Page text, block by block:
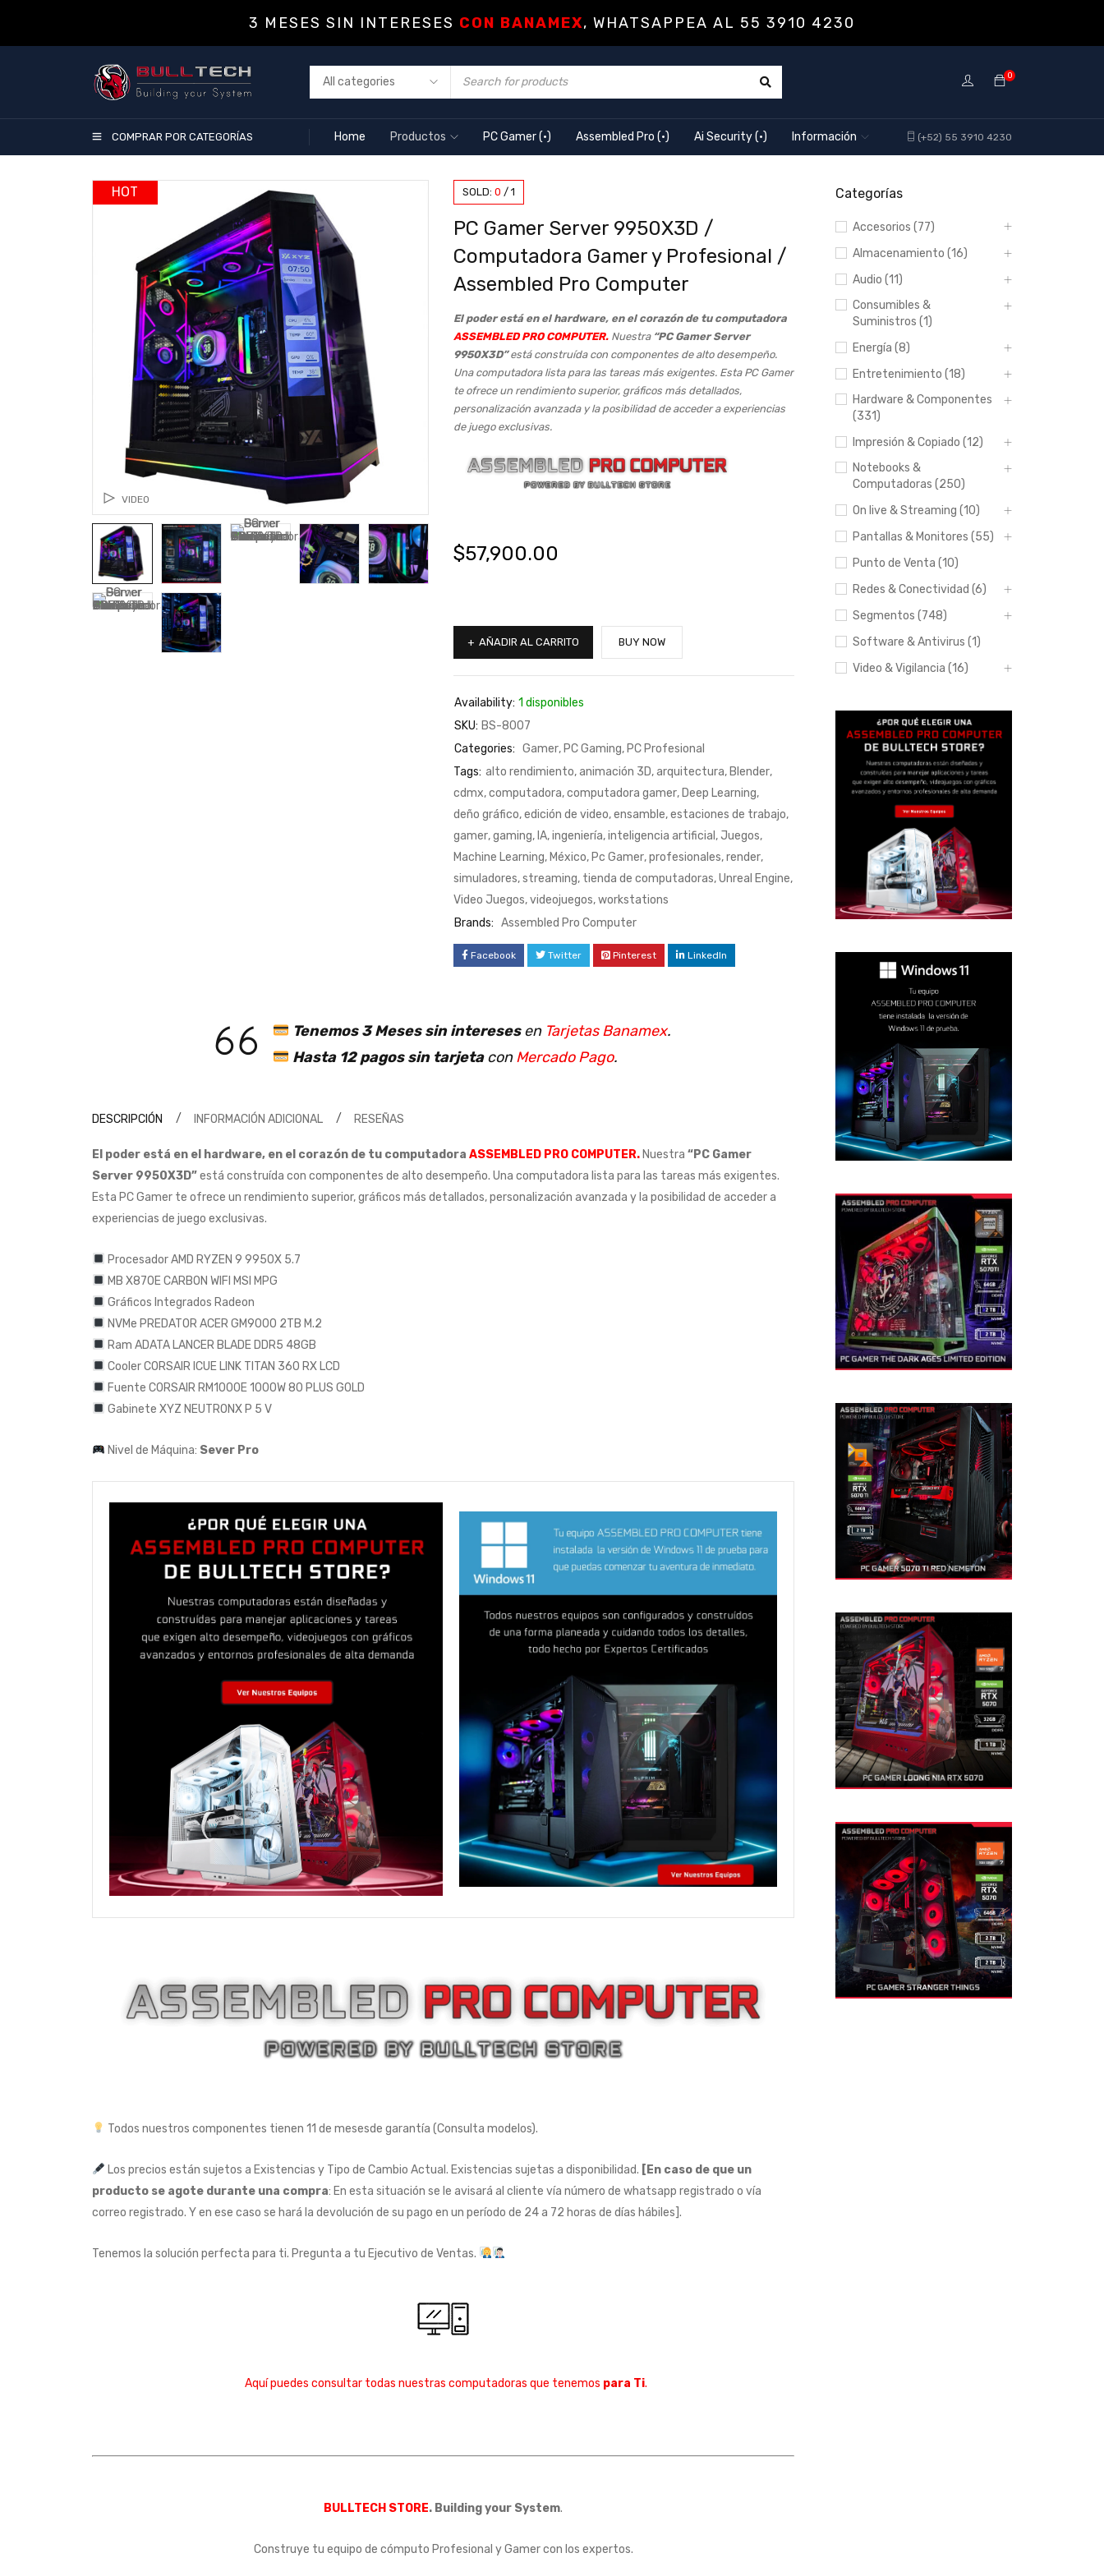
3 MESES SIN INTERESES CON BANAMEX, WHATSAPPEA AL 55 3910 4230
0
COMPRAR POR CATEGORÍAS Home Productos PC Gamer (·) Assembled Pro (·) Ai Security (·) Información (+52) 55 3910 4230
HOT
VIDEO
SOLD: 0 / 1
PC Gamer Server 9950X3D /
Computadora Gamer y Profesional /
Assembled Pro Computer
El poder está en el hardware, en el corazón de tu computadora
ASSEMBLED PRO COMPUTER. Nuestra “PC Gamer Server
9950X3D”está construída con componentes de alto desempeño.
Una computadora lista para las tareas más exigentes. Esta PC Gamer
te ofrece un rendimiento superior, gráficos más detallados,
personalización avanzada y la posibilidad de acceder a experiencias
de juego exclusivas.
$57,900.00 Hasta 12
pagos sin
tarjeta
Mercado
Saber más
AÑADIR AL CARRITO BUY NOW
Availability: 1 disponibles
SKU: BS-8007
Categories: Gamer, PC Gaming, PC Profesional
Tags: alto rendimiento,animación 3D,arquitectura, Blender,
cdmx,computadora,computadora gamer, Deep Learning,
deño gráfico,edición de video,ensamble,estaciones de trabajo,
gamer,gaming, IA,ingeniería,inteligencia artificial , Juegos,
Machine Learning, México, Pc Gamer,profesionales,render,
simuladores,streaming, tienda de computadoras,Unreal Engine,
Video Juegos,videojuegos,workstations
Brands: Assembled Pro Computer
Facebook Twitter Pinterest LinkedIn
Tenemos 3 Meses sin interesesen Tarjetas Banamex.
Hasta 12 pagos sin tarjetaconMercado Pago.
DESCRIPCIÓN INFORMACIÓN ADICIONAL RESEÑAS
El poder está en el hardware, en el corazón de tu computadora ASSEMBLED PRO COMPUTER. Nuestra “PC Gamer
Server 9950X3D”está construída con componentes de alto desempeño. Una computadora lista para las tareas más exigentes.
Esta PC Gamer te ofrece un rendimiento superior, gráficos más detallados, personalización avanzada y la posibilidad de acceder a
experiencias de juego exclusivas.
Procesador AMD RYZEN 9 9950X 5.7
MB X870E CARBON WIFI MSI MPG
Gráficos Integrados Radeon
NVMe PREDATOR ACER GM9000 2TB M.2
Ram ADATA LANCER BLADE DDR5 48GB
Cooler CORSAIR ICUE LINK TITAN 360 RX LCD
Fuente CORSAIR RM1000E 1000W 80 PLUS GOLD
Gabinete XYZ NEUTRONX P 5 V
Nivel de Máquina: Sever Pro
Todos nuestros componentes tienen 11 de mesesde garantía (Consulta modelos).
Los precios están sujetos a Existencias y Tipo de Cambio Actual. Existencias sujetas a disponibilidad. [En caso de que un
producto se agote durante una compra: En esta situación se le avisará al cliente vía número de whatsapp registrado o vía
correo registrado. Y en ese caso se hará la devolución de su pago en un período de 24 a 72 horas de días hábiles].
Tenemos la solución perfecta para ti. Pregunta a tu Ejecutivo de Ventas.
Aquí puedes consultar todas nuestras computadoras que tenemos para Ti.
BULLTECH STORE. Building your System.
Construye tu equipo de cómputo Profesional y Gamer con los expertos.
Categorías
Accesorios (77)
Almacenamiento (16)
Audio (11)
Consumibles &
Suministros (1)
Energía (8)
Entretenimiento (18)
Hardware & Componentes
(331)
Impresión & Copiado (12)
Notebooks &
Computadoras (250)
On live & Streaming (10)
Pantallas & Monitores (55)
Punto de Venta (10)
Redes & Conectividad (6)
Segmentos (748)
Software & Antivirus (1)
Video & Vigilancia (16)